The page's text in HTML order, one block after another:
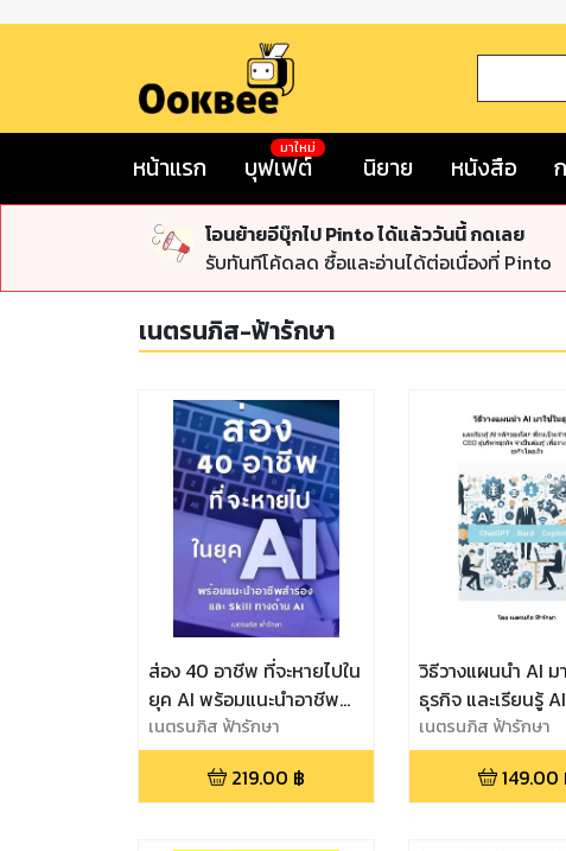
หน้าแรก บุฟเฟต์
มาใหม่
นิยาย หนังสือ
โอนย้ายอีบุ๊กไป Pinto ได้แล้ววันนี้ กดเลย
รับทันทีโค้ดลด ซื้อและอ่านได้ต่อเนื่องที่ Pinto
เนตรนภิส-ฟ้ารักษา
ส่อง 40 อาชีพ ที่จะหายไปใน
ยุค AI พร้อมแนะนำอาชีพ
สำรอง ที่ไม่ได้รับผลกระทบ
จาก GenAI, ChatGPT,
Google Gemini, Copilot
เนตรนภิส ฟ้ารักษา
219.00 ฿
วิธีวางแผนนำ AI ม
ธุรกิจ และเรียนรู้
ของโลก ที่คนเป็นเจ้
กิจการ CEO ผู้บริ
จำเป็นต้องรู้ เพื่อวา
เนตรนภิส ฟ้ารักษา
149.00